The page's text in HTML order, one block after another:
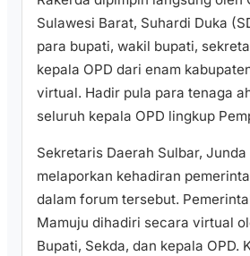
Sulawesi Barat, Suhardi Duka
para bupati, wakil bupati,
kepala OPD dari enam
virtual. Hadir pula para tenaga
seluruh kepala OPD lingkup
Sekretaris Daerah Sulbar,
melaporkan kehadiran
dalam forum tersebut.
Mamuju dihadiri secara virtual
Bupati, Sekda, dan kepala OPD.